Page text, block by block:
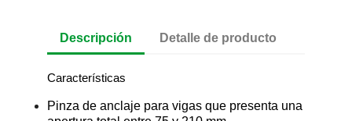
Descripción Detalle de producto
Características
Pinza de anclaje para vigas que presenta una